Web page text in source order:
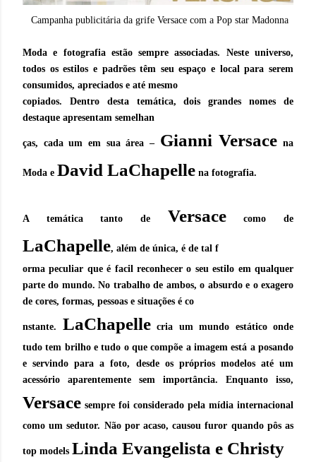
Campanha publicitária da grife Versace com a Pop star Madonna
Moda e fotografia estão sempre associadas. Neste universo,
todos os estilos e padrões têm seu espaço e local para serem
consumidos, apreciados e até mesmo
copiados. Dentro desta temática, dois grandes nomes de
destaque apresentam semelhan
ças, cada um em sua área – Gianni Versace na
Moda e David LaChapelle na fotografia.
A temática tanto de Versacecomo de
LaChapelle, além de única, é de tal f
orma peculiar que é facil reconhecer o seu estilo em qualquer
parte do mundo. No trabalho de ambos, o absurdo e o exagero
de cores, formas, pessoas e situações é co
nstante. LaChapellecria um mundo estático onde
tudo tem brilho e tudo o que compõe a imagem está a posando
e servindo para a foto, desde os próprios modelos até um
acessório aparentemente sem importância. Enquanto isso,
Versace sempre foi considerado pela mídia internacional
como um sedutor. Não por acaso, causou furor quando pôs as
top models Linda Evangelista e Christy